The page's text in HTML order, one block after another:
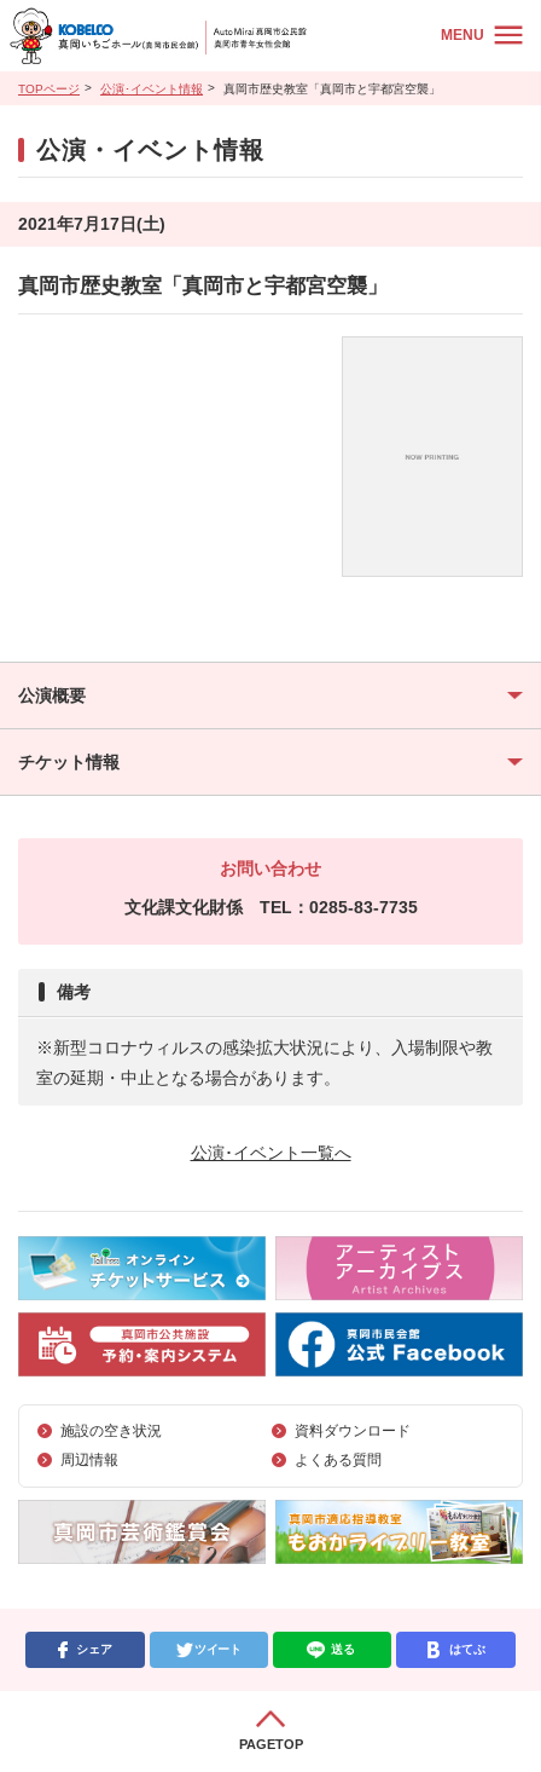
MENU
TOPページ 公演･イベント情報 真岡市歴史教室「真岡市と宇都宮空襲」
公演・イベント情報
2021年7月17日(土)
真岡市歴史教室「真岡市と宇都宮空襲」
公演概要
チケット情報
お問い合わせ
文化課文化財係 TEL：0285-83-7735
備考
※新型コロナウィルスの感染拡大状況により、入場制限や教
室の延期・中止となる場合があります。
公演･イベント一覧へ
施設の空き状況
資料ダウンロード
周辺情報
よくある質問
シェア ツイート 送る はてぶ
PAGETOP